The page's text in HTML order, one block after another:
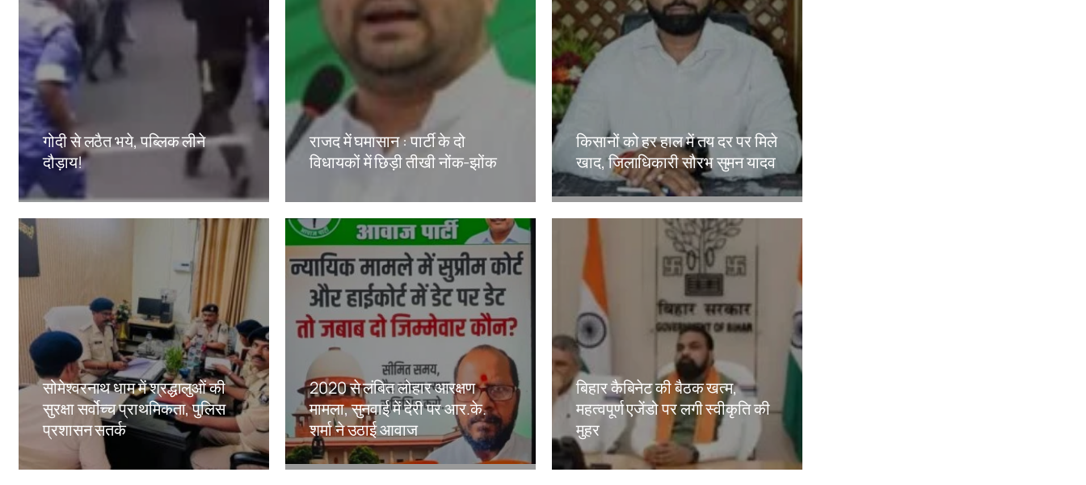
गोदी से लठैत भये, पब्लिक लीने
दौड़ाय!
Amit Lekh
राजद में घमासान : पार्टी के दो
विधायकों में छिड़ी तीखी नोंक-झोंक
किसानों को हर हाल में तय दर पर मिले
खाद, जिलाधिकारी सौरभ सुमन यादव
Amit Lekh
सोमेश्वरनाथ धाम में श्रद्धालुओं की
सुरक्षा सर्वोच्च प्राथमिकता, पुलिस
प्रशासन सतर्क
Amit Lekh
2020 से लंबित लोहार आरक्षण
मामला, सुनवाई में देरी पर आर.के.
शर्मा ने उठाई आवाज
Amit Lekh
बिहार कैबिनेट की बैठक खत्म,
महत्वपूर्ण एजेंडो पर लगी स्वीकृति की
मुहर
Amit Lekh